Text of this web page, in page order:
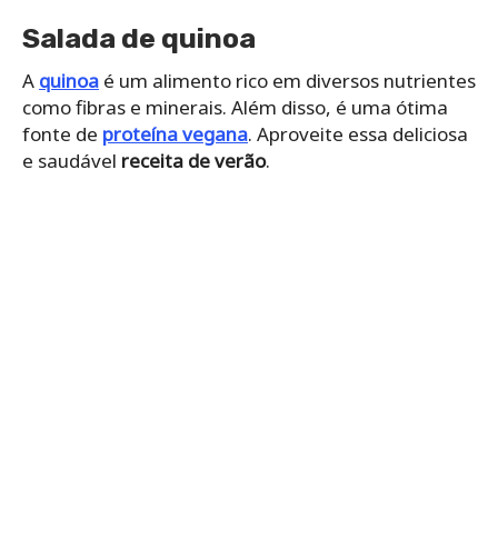
Salada de quinoa
A quinoa é um alimento rico em diversos nutrientes
como fibras e minerais. Além disso, é uma ótima
fonte de proteína vegana. Aproveite essa deliciosa
e saudável receita de verão.